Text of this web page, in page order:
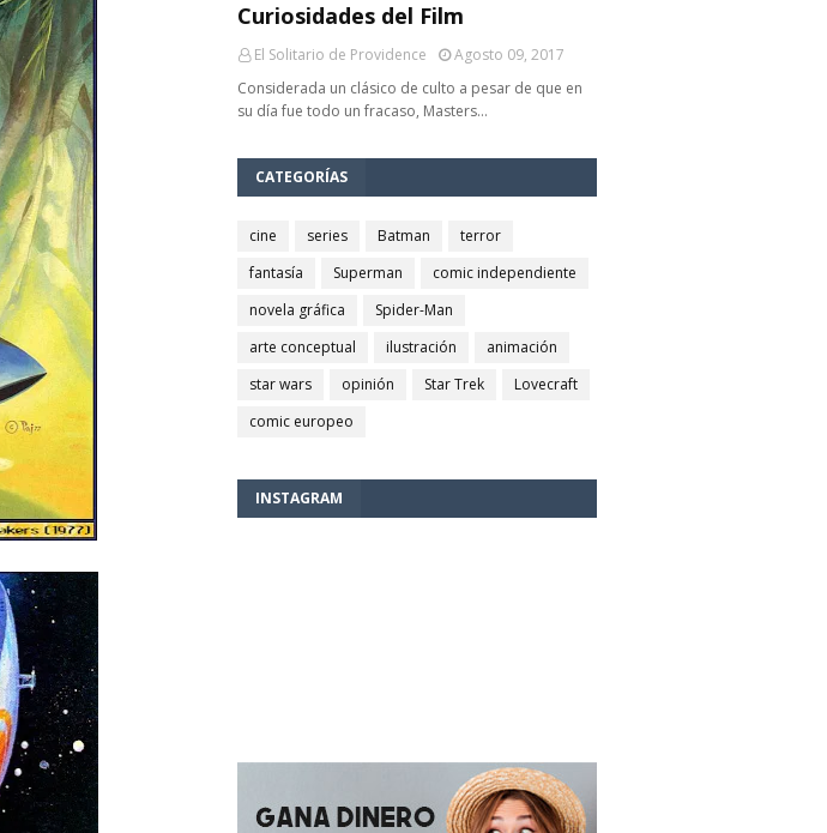
Curiosidades del Film
El Solitario de Providence
Agosto 09, 2017
Considerada un clásico de culto a pesar de que en
su día fue todo un fracaso, Masters…
CATEGORÍAS
cine series Batman
terror
fantasía
Superman
comic independiente
novela gráfica
Spider-Man
arte conceptual
ilustración
animación
star wars
opinión Star Trek
Lovecraft
comic europeo
INSTAGRAM